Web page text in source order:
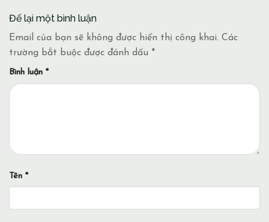
Để lại một bình luận
Email của bạn sẽ không được hiển thị công khai. Các
trường bắt buộc được đánh dấu *
Bình luận *
Tên *